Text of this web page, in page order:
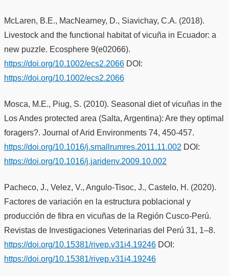
McLaren, B.E., MacNearney, D., Siavichay, C.A. (2018).
Livestock and the functional habitat of vicuña in Ecuador: a
new puzzle. Ecosphere 9(e02066).
https://doi.org/10.1002/ecs2.2066DOI:
https://doi.org/10.1002/ecs2.2066
Mosca, M.E., Piug, S. (2010). Seasonal diet of vicuñas in the
Los Andes protected area (Salta, Argentina): Are they optimal
foragers?. Journal of Arid Environments 74, 450-457.
https://doi.org/10.1016/j.smallrumres.2011.11.002 DOI:
https://doi.org/10.1016/j.jaridenv.2009.10.002
Pacheco, J., Velez, V., Angulo-Tisoc, J., Castelo, H. (2020).
Factores de variación en la estructura poblacional y
producción de fibra en vicuñas de la Región Cusco-Perú.
Revistas de Investigaciones Veterinarias del Perú 31, 1–8.
https://doi.org/10.15381/rivep.v31i4.19246DOI:
https://doi.org/10.15381/rivep.v31i4.19246